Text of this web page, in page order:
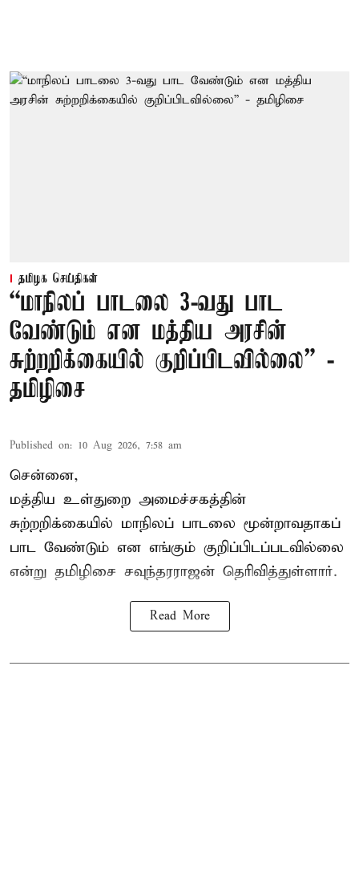
தமிழக செய்திகள்
“மாநிலப் பாடலை 3-வது பாட
வேண்டும் என மத்திய அரசின்
சுற்றறிக்கையில் குறிப்பிடவில்லை” -
தமிழிசை
Published on: 10 Aug 2026, 7:58 am
சென்னை,
மத்திய உள்துறை அமைச்சகத்தின்
சுற்றறிக்கையில் மாநிலப் பாடலை மூன்றாவதாகப்
பாட வேண்டும் என எங்கும் குறிப்பிடப்படவில்லை
என்று தமிழிசை சவுந்தரராஜன் தெரிவித்துள்ளார்.
Read More